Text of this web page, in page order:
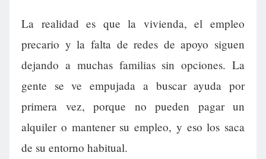
La realidad es que la vivienda, el empleo
precario y la falta de redes de apoyo siguen
dejando a muchas familias sin opciones. La
gente se ve empujada a buscar ayuda por
primera vez, porque no pueden pagar un
alquiler o mantener su empleo, y eso los saca
de su entorno habitual.